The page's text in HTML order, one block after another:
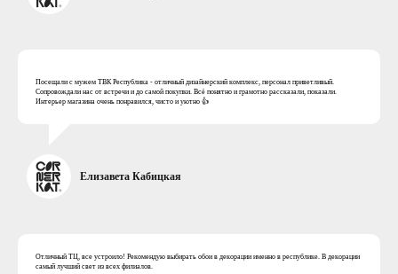
Посещали с мужем ТВК Республика - отличный дизайнерский комплекс, персонал приветливый.
Сопровождали нас от встречи и до самой покупки. Всё понятно и грамотно рассказали, показали.
Интерьер магазина очень понравился, чисто и уютно 👍
Елизавета Кабицкая
Отличный ТЦ, все устроило! Рекомендую выбирать обои в декорации именно в республике. В декорации
самый лучший свет из всех филиалов.